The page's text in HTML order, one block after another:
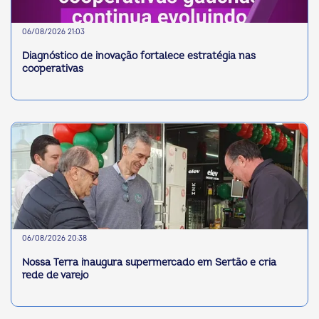
06/08/2026 21:03
Diagnóstico de inovação fortalece estratégia nas
cooperativas
06/08/2026 20:38
Nossa Terra inaugura supermercado em Sertão e cria
rede de varejo